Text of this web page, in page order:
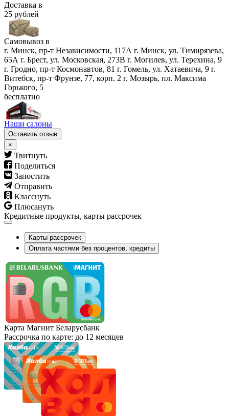
Доставка в
25 рублей
Самовывоз в
г. Минск, пр-т Независимости, 117А г. Минск, ул. Тимирязева,
65А г. Брест, ул. Московская, 273В г. Могилев, ул. Терехина, 9
г. Гродно, пр-т Космонавтов, 81 г. Гомель, ул. Хатаевича, 9 г.
Витебск, пр-т Фрунзе, 77, корп. 2 г. Мозырь, пл. Максима
Горького, 5
бесплатно
Наши салоны
Оставить отзыв
×
Твитнуть
Поделиться
Запостить
Отправить
Класснуть
Плюсануть
Кредитные продукты, карты рассрочек
Карты рассрочек
Оплата частями без процентов, кредиты
Карта Магнит Беларусбанк
Рассрочка по карте: до 12 месяцев